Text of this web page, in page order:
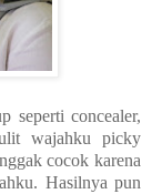
seperti concealer,
wajahku picky
cocok karena
Hasilnya pun